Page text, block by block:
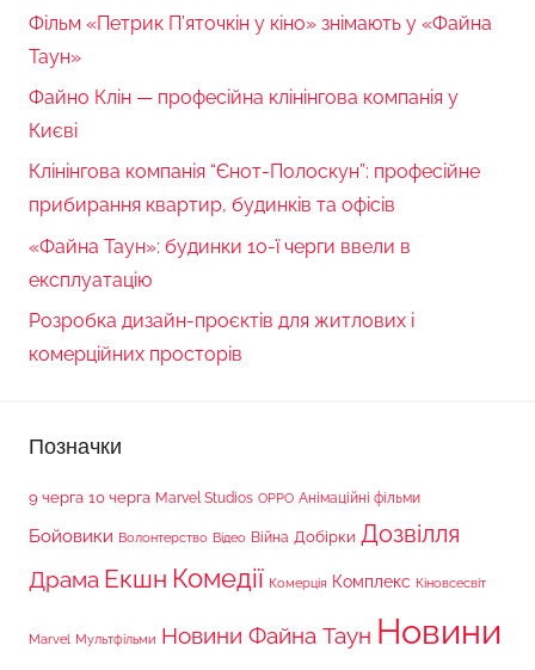
Фільм «Петрик П’яточкін у кіно» знімають у «Файна
Таун»
Файно Клін — професійна клінінгова компанія у
Києві
Клінінгова компанія “Єнот-Полоскун”: професійне
прибирання квартир, будинків та офісів
«Файна Таун»: будинки 10-ї черги ввели в
експлуатацію
Розробка дизайн-проєктів для житлових і
комерційних просторів
Позначки
9 черга 10 черга Marvel Studios OPPO Анімаційні фільми
Бойовики Волонтерство Відео Війна Добірки Дозвілля
Драма Екшн Комедії Комерція Комплекс Кіновсесвіт
Marvel Мультфільми Новини Файна Таун Новини